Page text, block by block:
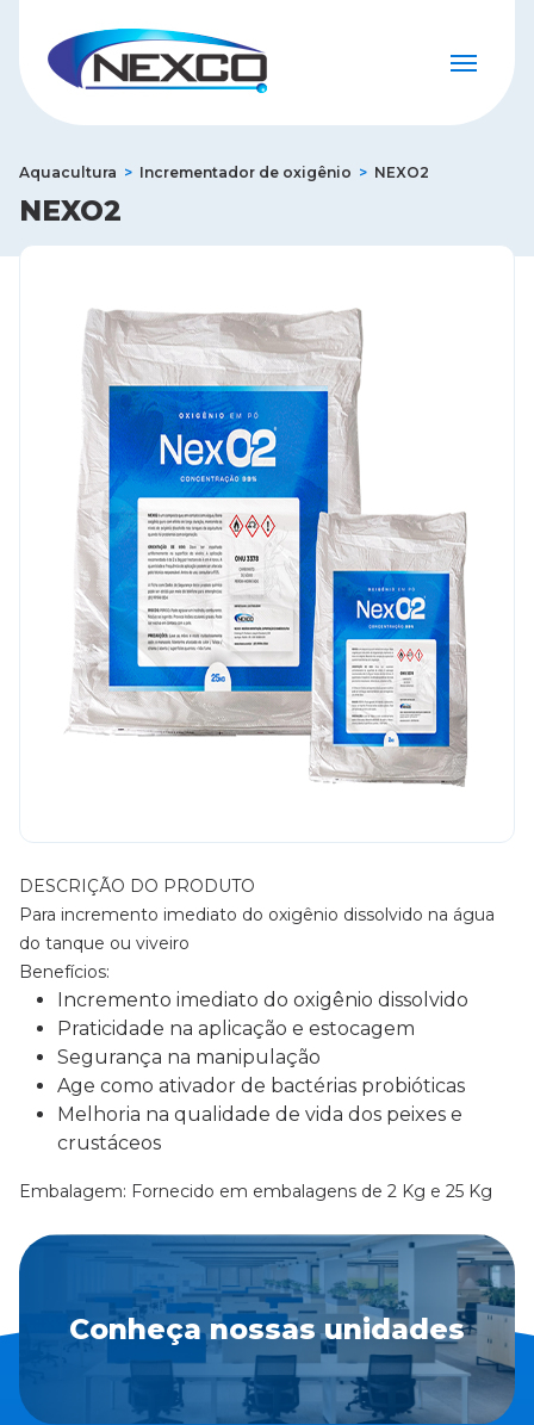
Aquacultura Incrementador de oxigênio NEXO2
NEXO2
DESCRIÇÃO DO PRODUTO
Para incremento imediato do oxigênio dissolvido na água
do tanque ou viveiro
Benefícios:
Incremento imediato do oxigênio dissolvido
Praticidade na aplicação e estocagem
Segurança na manipulação
Age como ativador de bactérias probióticas
Melhoria na qualidade de vida dos peixes e
crustáceos
Embalagem: Fornecido em embalagens de 2 Kg e 25 Kg
Conheça nossas unidades